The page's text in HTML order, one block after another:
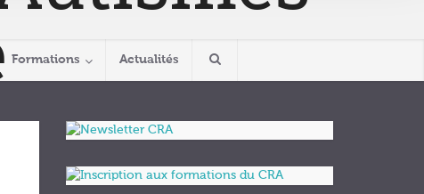
Formations Actualités